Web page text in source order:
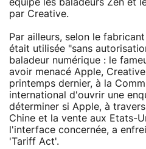
équipe les baladeurs Zen et
par Creative.
Par ailleurs, selon le
était utilisée "sans
baladeur numérique : le
avoir menacé Apple,
printemps dernier, à la
international d'ouvrir une
déterminer si Apple, à
Chine et la vente aux Etats-
l'interface concernée, a
'Tariff Act'.